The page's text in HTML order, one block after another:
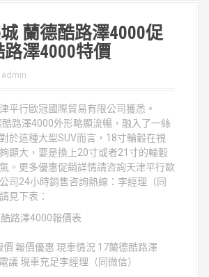
蘭德酷路澤4000促
澤4000特價
admin
行歐冠國際貿易有限公司獲悉。
路澤4000外形略顯流暢，融入了一絲
於這種大型SUV而言，18寸輪轂在視
顯大，要是換上20寸或者21寸的輪轂
。更多優惠促銷詳情請咨詢天津平行歐
司24小時銷售咨詢熱線：李經理（同
見下表：
路澤4000報價表
價 報價優惠 現車情況 17蘭德酷路澤
議 現車充足李經理（同微信）